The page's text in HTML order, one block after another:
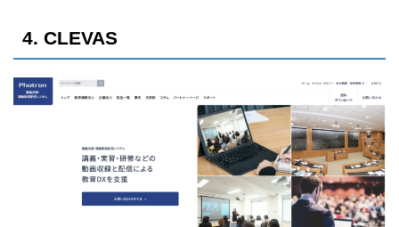
4. CLEVAS